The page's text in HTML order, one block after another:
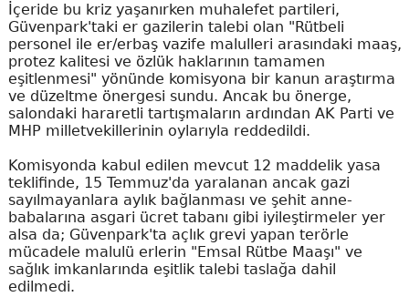
İçeride bu kriz yaşanırken muhalefet partileri,
Güvenpark'taki er gazilerin talebi olan "Rütbeli
personel ile er/erbaş vazife malulleri arasındaki maaş,
protez kalitesi ve özlük haklarının tamamen
eşitlenmesi" yönünde komisyona bir kanun araştırma
ve düzeltme önergesi sundu. Ancak bu önerge,
salondaki hararetli tartışmaların ardından AK Parti ve
MHP milletvekillerinin oylarıyla reddedildi.
Komisyonda kabul edilen mevcut 12 maddelik yasa
teklifinde, 15 Temmuz'da yaralanan ancak gazi
sayılmayanlara aylık bağlanması ve şehit anne-
babalarına asgari ücret tabanı gibi iyileştirmeler yer
alsa da; Güvenpark'ta açlık grevi yapan terörle
mücadele malulü erlerin "Emsal Rütbe Maaşı" ve
sağlık imkanlarında eşitlik talebi taslağa dahil
edilmedi.